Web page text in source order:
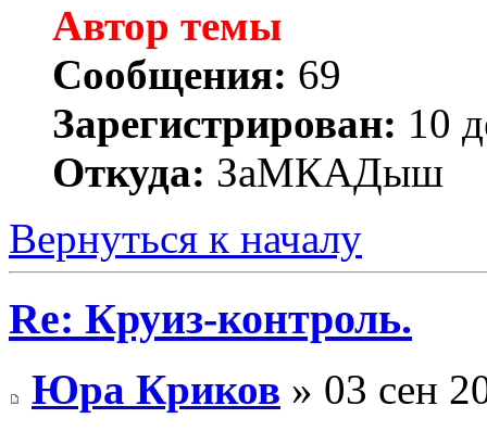
Автор темы
Сообщения: 69
Зарегистрирован: 10
Откуда: ЗаМКАДыш
Вернуться к началу
Re: Круиз-контроль.
Юра Криков » 03 сен